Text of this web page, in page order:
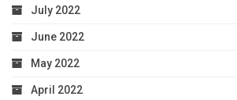
July 2022
June 2022
May 2022
April 2022